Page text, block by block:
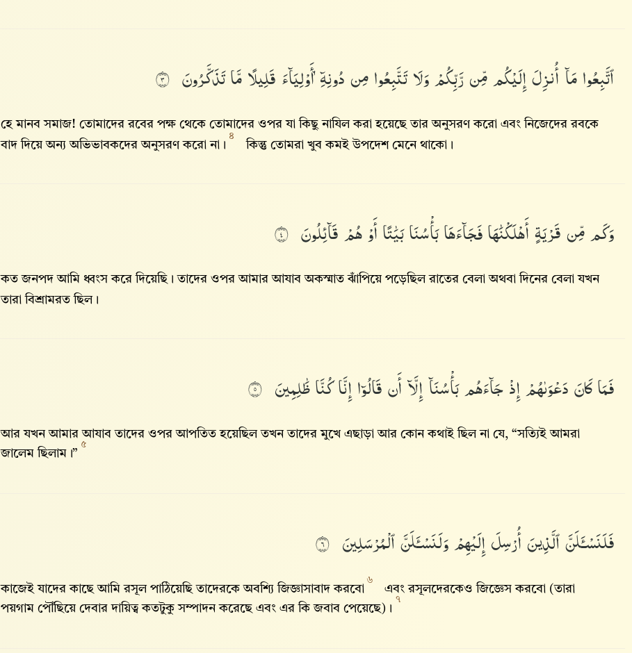
ٱتَّبِعُوا۟مَآأُنزِلَإِلَيْكُممِّنرَّبِّكُمْوَلَاتَتَّبِعُوا۟مِندُونِهِۦٓأَوْلِيَآءَقَلِيلًامَّاتَذَكَّرُونَ ٣
হে মানব সমাজ! তোমাদের রবের পক্ষ থেকে তোমাদের ওপর যা কিছু নাযিল করা হয়েছে তার অনুসরণ করো এবং নিজেদের রবকে
বাদ দিয়ে অন্য অভিভাবকদের অনুসরণ করো না।
৪
কিন্তু তোমরা খুব কমই উপদেশ মেনে থাকো।
وَكَممِّنقَرْيَةٍأَهْلَكْنَٰهَافَجَآءَهَابَأْسُنَابَيَٰتًاأَوْهُمْقَآئِلُونَ ٤
কত জনপদ আমি ধ্বংস করে দিয়েছি। তাদের ওপর আমার আযাব অকস্মাত ঝাঁপিয়ে পড়েছিল রাতের বেলা অথবা দিনের বেলা যখন
তারা বিশ্রামরত ছিল।
فَمَاكَانَدَعْوَىٰهُمْإِذْجَآءَهُمبَأْسُنَآإِلَّآأَنقَالُوٓا۟إِنَّاكُنَّاظَٰلِمِينَ ٥
আর যখন আমার আযাব তাদের ওপর আপতিত হয়েছিল তখন তাদের মুখে এছাড়া আর কোন কথাই ছিল না যে, “সত্যিই আমরা
জালেম ছিলাম।”
৫
فَلَنَسْـَٔلَنَّٱلَّذِينَأُرْسِلَإِلَيْهِمْوَلَنَسْـَٔلَنَّٱلْمُرْسَلِينَ ٦
কাজেই যাদের কাছে আমি রসূল পাঠিয়েছি তাদেরকে অবশ্যি জিজ্ঞাসাবাদ করবো
৬
এবং রসূলদেরকেও জিজ্ঞেস করবো (তারা
পয়গাম পৌঁছিয়ে দেবার দায়িত্ব কতটুকু সম্পাদন করেছে এবং এর কি জবাব পেয়েছে) ।
৭